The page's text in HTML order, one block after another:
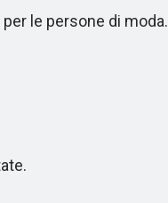
le persone di moda.